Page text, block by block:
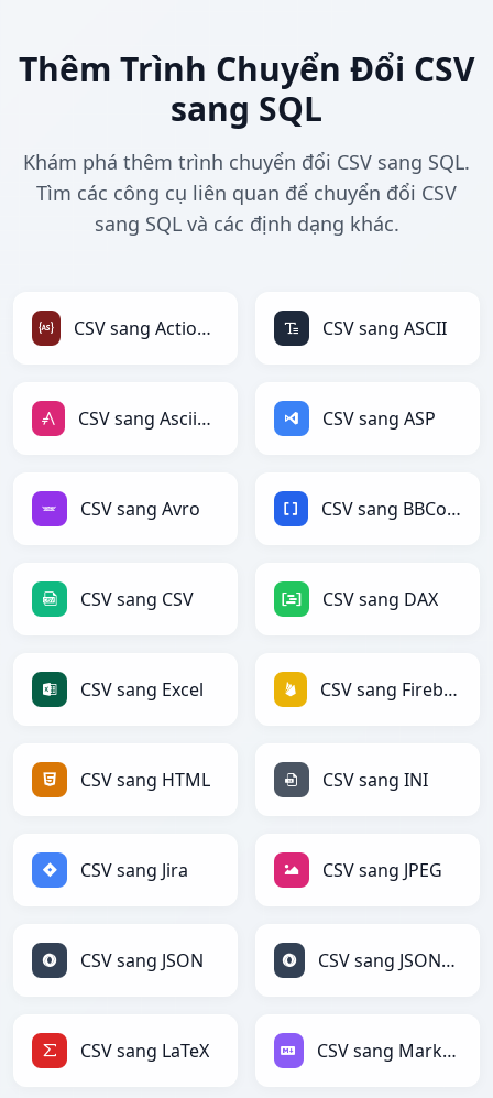
Thêm Trình Chuyển Đổi CSV
sang SQL
Khám phá thêm trình chuyển đổi CSV sang SQL.
Tìm các công cụ liên quan để chuyển đổi CSV
sang SQL và các định dạng khác.
CSV sang ActionScript CSV sang ASCII
CSV sang AsciiDoc CSV sang ASP
CSV sang Avro CSV sang BBCode
CSV sang CSV CSV sang DAX
CSV sang Excel CSV sang Firebase
CSV sang HTML CSV sang INI
CSV sang Jira CSV sang JPEG
CSV sang JSON CSV sang JSONLines
CSV sang LaTeX CSV sang Markdown